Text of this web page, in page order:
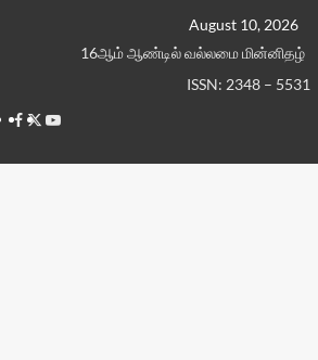
August 10, 2026
16ஆம் ஆண்டில் வல்லமை மின்னிதழ்
ISSN: 2348 – 5531
Facebook
TwitterYoutube